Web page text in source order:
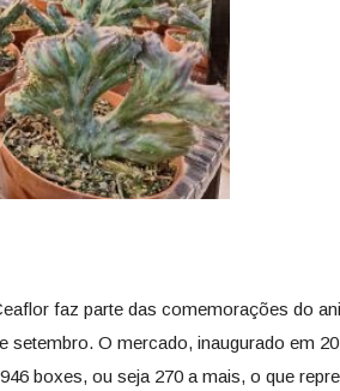
faz parte das comemorações do
setembro. O mercado, inaugurado em
boxes, ou seja 270 a mais, o que